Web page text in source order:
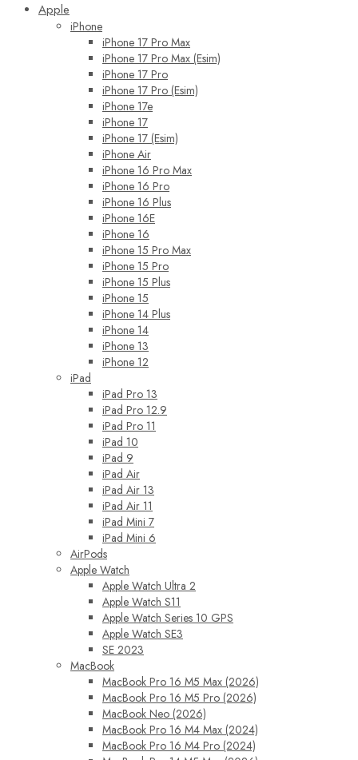
Apple
iPhone
iPhone 17 Pro Max
iPhone 17 Pro Max (Esim)
iPhone 17 Pro
iPhone 17 Pro (Esim)
iPhone 17e
iPhone 17
iPhone 17 (Esim)
iPhone Air
iPhone 16 Pro Max
iPhone 16 Pro
iPhone 16 Plus
iPhone 16E
iPhone 16
iPhone 15 Pro Max
iPhone 15 Pro
iPhone 15 Plus
iPhone 15
iPhone 14 Plus
iPhone 14
iPhone 13
iPhone 12
iPad
iPad Pro 13
iPad Pro 12.9
iPad Pro 11
iPad 10
iPad 9
iPad Air
iPad Air 13
iPad Air 11
iPad Mini 7
iPad Mini 6
AirPods
Apple Watch
Apple Watch Ultra 2
Apple Watch S11
Apple Watch Series 10 GPS
Apple Watch SE3
SE 2023
MacBook
MacBook Pro 16 M5 Max (2026)
MacBook Pro 16 M5 Pro (2026)
MacBook Neo (2026)
MacBook Pro 16 M4 Max (2024)
MacBook Pro 16 M4 Pro (2024)